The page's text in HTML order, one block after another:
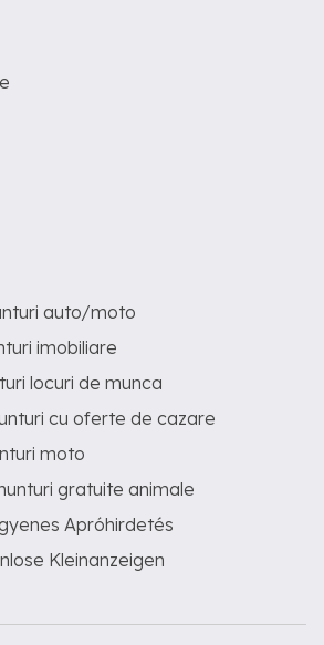
auto/moto
imobiliare
locuri de munca
cu oferte de cazare
moto
gratuite animale
Apróhirdetés
Kleinanzeigen